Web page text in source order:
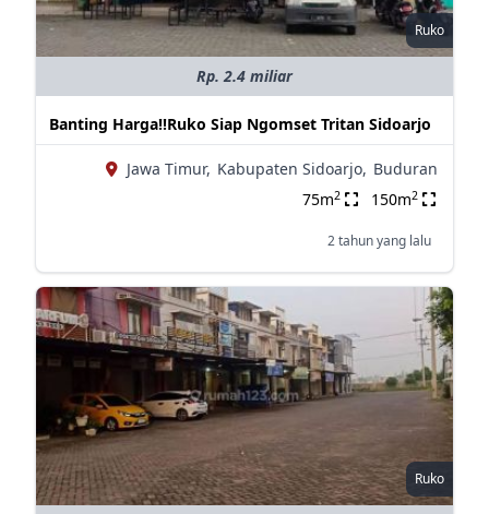
Ruko
Rp. 2.4 miliar
Banting Harga‼️Ruko Siap Ngomset Tritan Sidoarjo
Jawa Timur, Kabupaten Sidoarjo, Buduran
75m2 150m2
2 tahun yang lalu
Ruko